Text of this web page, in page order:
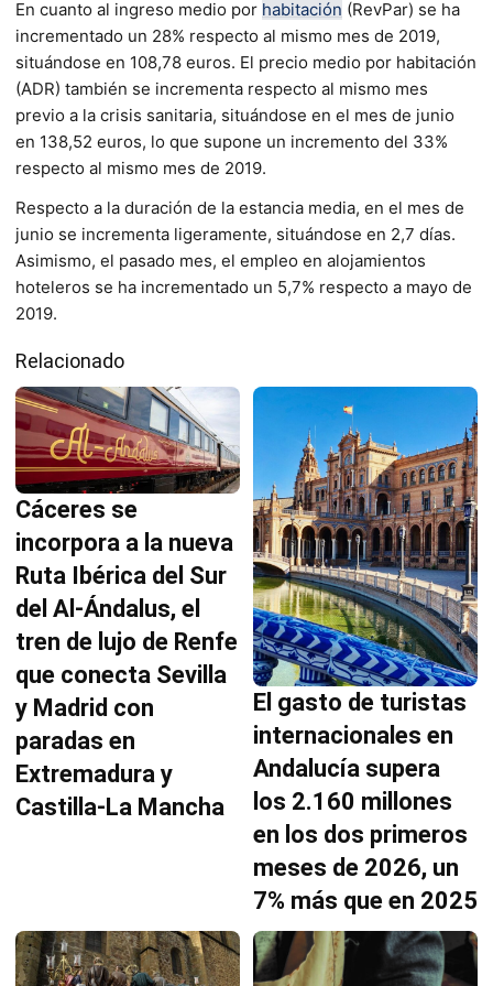
En cuanto al ingreso medio por habitación (RevPar) se ha
incrementado un 28% respecto al mismo mes de 2019,
situándose en 108,78 euros. El precio medio por habitación
(ADR) también se incrementa respecto al mismo mes
previo a la crisis sanitaria, situándose en el mes de junio
en 138,52 euros, lo que supone un incremento del 33%
respecto al mismo mes de 2019.
Respecto a la duración de la estancia media, en el mes de
junio se incrementa ligeramente, situándose en 2,7 días.
Asimismo, el pasado mes, el empleo en alojamientos
hoteleros se ha incrementado un 5,7% respecto a mayo de
2019.
Relacionado
Cáceres se
incorpora a la nueva
Ruta Ibérica del Sur
del Al-Ándalus, el
tren de lujo de Renfe
que conecta Sevilla
y Madrid con
paradas en
Extremadura y
Castilla-La Mancha
El gasto de turistas
internacionales en
Andalucía supera
los 2.160 millones
en los dos primeros
meses de 2026, un
7% más que en 2025